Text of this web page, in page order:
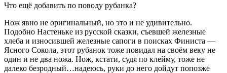
Что ещё добавить по поводу рубанка?
Нож явно не оригинальный, но это и не удивительно.
Подобно Настеньке из русской сказки, съевшей железные
хлеба и износившей железные сапоги в поисках Финиста —
Ясного Сокола, этот рубанок тоже повидал на своём веку не
один и не два ножа. Нож, кстати, судя по клейму, тоже не
далеко безродный…надеюсь, руки до него дойдут попозже